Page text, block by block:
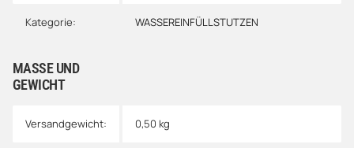
Kategorie: WASSEREINFÜLLSTUTZEN
MASSE UND G
EWICHT
Versandgewicht: 0,50 kg